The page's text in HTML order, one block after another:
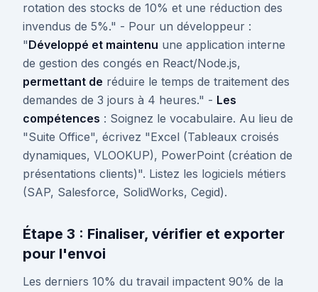
rotation des stocks de 10% et une réduction des
invendus de 5%." - Pour un développeur :
"Développé et maintenu une application interne
de gestion des congés en React/Node.js,
permettant de réduire le temps de traitement des
demandes de 3 jours à 4 heures." - Les
compétences : Soignez le vocabulaire. Au lieu de
"Suite Office", écrivez "Excel (Tableaux croisés
dynamiques, VLOOKUP), PowerPoint (création de
présentations clients)". Listez les logiciels métiers
(SAP, Salesforce, SolidWorks, Cegid).
Étape 3 : Finaliser, vérifier et exporter
pour l'envoi
Les derniers 10% du travail impactent 90% de la